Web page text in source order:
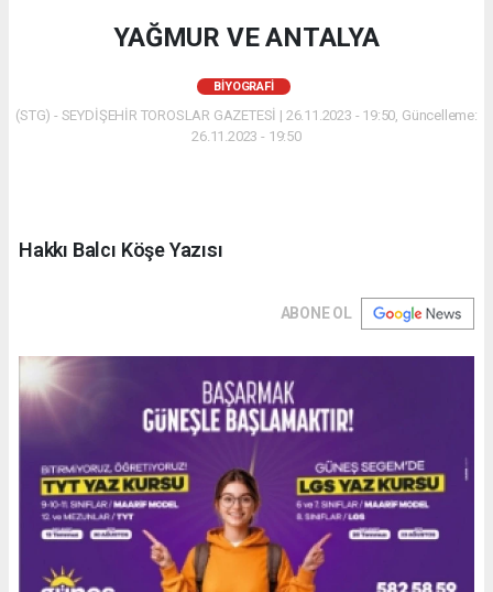
YAĞMUR VE ANTALYA
BIYOGRAFI
(STG) - SEYDİŞEHİR TOROSLAR GAZETESİ | 26.11.2023 - 19:50, Güncelleme:
26.11.2023 - 19:50
Hakkı Balcı Köşe Yazısı
ABONE OL